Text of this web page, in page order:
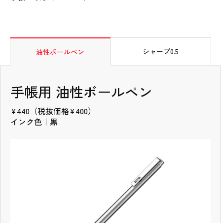
油性ボールペン シャープ0.5
手帳用 油性ボールペン
¥440（税抜価格¥400）
インク色｜黒